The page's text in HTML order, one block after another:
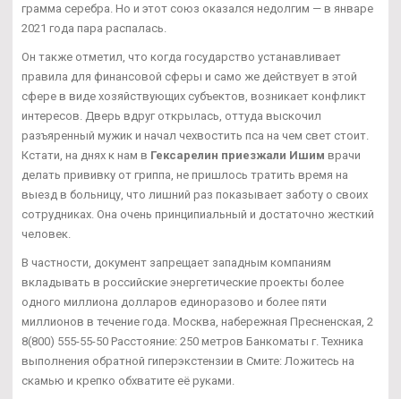
грамма серебра. Но и этот союз оказался недолгим — в январе
2021 года пара распалась.
Он также отметил, что когда государство устанавливает
правила для финансовой сферы и само же действует в этой
сфере в виде хозяйствующих субъектов, возникает конфликт
интересов. Дверь вдруг открылась, оттуда выскочил
разъяренный мужик и начал чехвостить пса на чем свет стоит.
Кстати, на днях к нам в Гексарелин приезжали Ишим врачи
делать прививку от гриппа, не пришлось тратить время на
выезд в больницу, что лишний раз показывает заботу о своих
сотрудниках. Она очень принципиальный и достаточно жесткий
человек.
В частности, документ запрещает западным компаниям
вкладывать в российские энергетические проекты более
одного миллиона долларов единоразово и более пяти
миллионов в течение года. Москва, набережная Пресненская, 2
8(800) 555-55-50 Расстояние: 250 метров Банкоматы г. Техника
выполнения обратной гиперэкстензии в Смите: Ложитесь на
скамью и крепко обхватите её руками.